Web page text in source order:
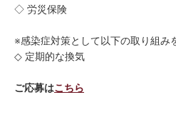
◇ 労災保険
※感染症対策として以下の取り組み
◇ 定期的な換気
ご応募はこちら